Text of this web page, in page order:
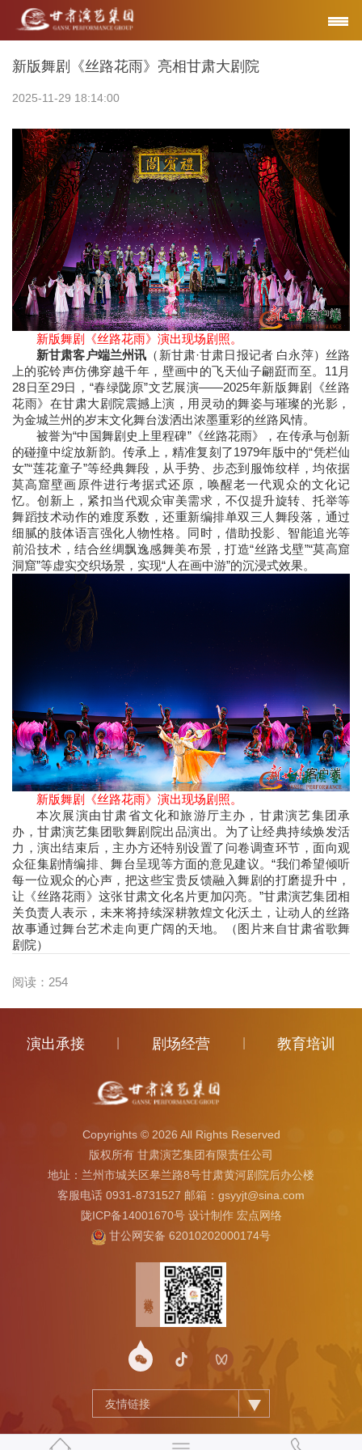
新版舞剧《丝路花雨》亮相甘肃大剧院
2025-11-29 18:14:00
新版舞剧《丝路花雨》演出现场剧照。
新甘肃客户端兰州讯 （新甘肃·甘肃日报记者 白永萍）丝路
上的驼铃声仿佛穿越千年，壁画中的飞天仙子翩跹而至。11月
28日至29日，“春绿陇原”文艺展演——2025年新版舞剧《丝路
花雨》在甘肃大剧院震撼上演，用灵动的舞姿与璀璨的光影，
为金城兰州的岁末文化舞台泼洒出浓墨重彩的丝路风情。
被誉为“中国舞剧史上里程碑”《丝路花雨》，在传承与创新
的碰撞中绽放新韵。传承上，精准复刻了1979年版中的“凭栏仙
女”“莲花童子”等经典舞段，从手势、步态到服饰纹样，均依据
莫高窟壁画原件进行考据式还原，唤醒老一代观众的文化记
忆。创新上，紧扣当代观众审美需求，不仅提升旋转、托举等
舞蹈技术动作的难度系数，还重新编排单双三人舞段落，通过
细腻的肢体语言强化人物性格。同时，借助投影、智能追光等
前沿技术，结合丝绸飘逸感舞美布景，打造“丝路戈壁”“莫高窟
洞窟”等虚实交织场景，实现“人在画中游”的沉浸式效果。
新版舞剧《丝路花雨》演出现场剧照。
本次展演由甘肃省文化和旅游厅主办，甘肃演艺集团承
办，甘肃演艺集团歌舞剧院出品演出。为了让经典持续焕发活
力，演出结束后，主办方还特别设置了问卷调查环节，面向观
众征集剧情编排、舞台呈现等方面的意见建议。“我们希望倾听
每一位观众的心声，把这些宝贵反馈融入舞剧的打磨提升中，
让《丝路花雨》这张甘肃文化名片更加闪亮。”甘肃演艺集团相
关负责人表示，未来将持续深耕敦煌文化沃土，让动人的丝路
故事通过舞台艺术走向更广阔的天地。（图片来自甘肃省歌舞
剧院）
阅读： 254
演出承接 剧场经营 教育培训
Copyrights © 2026 All Rights Reserved
版权所有 甘肃演艺集团有限责任公司
地址：兰州市城关区皋兰路8号甘肃黄河剧院后办公楼
客服电话 0931-8731527 邮箱：gsyyjt@sina.com
陇ICP备14001670号设计制作 宏点网络
甘公网安备 62010202000174号
友情链接